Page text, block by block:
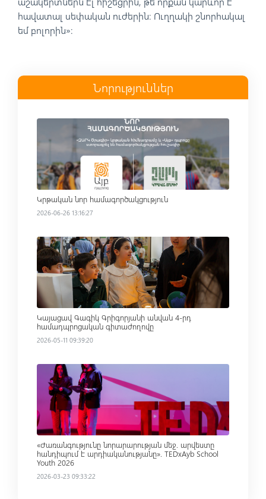
հավատալ սեփական ուժերին։ Ուղղակի շնորհակալ
եմ բոլորին»։
Նորություններ
Read more
Կրթական նոր համագործակցություն
2026-06-26 13:16:27
Read more
Կայացավ Գագիկ Գրիգորյանի անվան 4-րդ
համադպրոցական գիտաժողովը
2026-05-11 09:39:20
Read more
«Ժառանգությունը նորարարության մեջ. արվեստը
հանդիպում է արդիականությանը». TEDxAyb School
Youth 2026
2026-03-23 09:33:22